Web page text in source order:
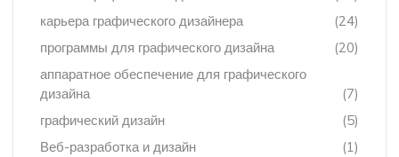
карьера графического дизайнера
(24)
программы для графического дизайна
(20)
аппаратное обеспечение для графического
дизайна
(7)
графический дизайн
(5)
Веб-разработка и дизайн
(1)